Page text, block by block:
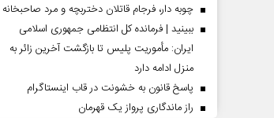
چوبه دار، فرجام قاتلان دختربچه و مرد صاحبخانه
ببینید | فرمانده کل انتظامی جمهوری اسلامی
ایران­: مأموریت پلیس تا بازگشت آخرین زائر به
منزل ادامه دارد
پاسخ قانون به خشونت در قاب اینستاگرام
راز ماندگاری پرواز یک قهرمان